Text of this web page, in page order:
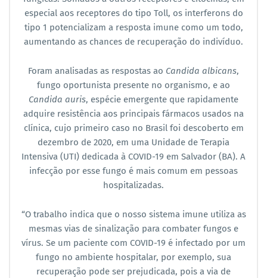
especial aos receptores do tipo Toll, os interferons do
tipo 1 potencializam a resposta imune como um todo,
aumentando as chances de recuperação do indivíduo.
Foram analisadas as respostas ao Candida albicans,
fungo oportunista presente no organismo, e ao
Candida auris, espécie emergente que rapidamente
adquire resistência aos principais fármacos usados na
clínica, cujo primeiro caso no Brasil foi descoberto em
dezembro de 2020, em uma Unidade de Terapia
Intensiva (UTI) dedicada à COVID-19 em Salvador (BA). A
infecção por esse fungo é mais comum em pessoas
hospitalizadas.
“O trabalho indica que o nosso sistema imune utiliza as
mesmas vias de sinalização para combater fungos e
vírus. Se um paciente com COVID-19 é infectado por um
fungo no ambiente hospitalar, por exemplo, sua
recuperação pode ser prejudicada, pois a via de